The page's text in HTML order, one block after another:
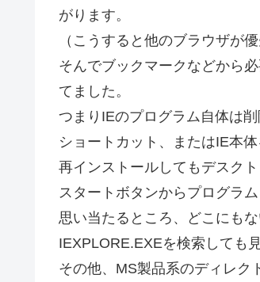
がります。
（こうすると他のブラウザが
そんでブックマークなどから
てました。
つまりIEのプログラム自体は
ショートカット、またはIE本
再インストールしてもデスク
スタートボタンからプログラ
思い当たるところ、どこにも
IEXPLORE.EXEを検索しても
その他、MS製品系のディレク